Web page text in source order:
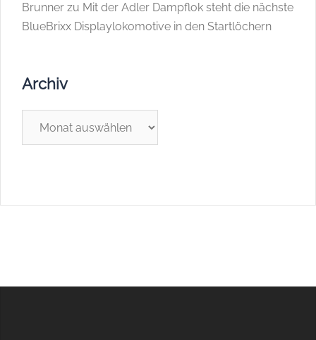
Brunner zu Mit der Adler Dampflok steht die nächste
BlueBrixx Displaylokomotive in den Startlöchern
Archiv